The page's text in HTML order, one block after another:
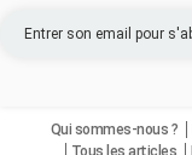
Qui sommes-nous ?
Tous les articles